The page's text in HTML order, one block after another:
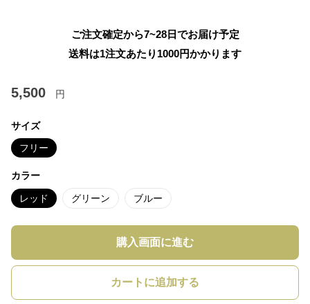
ご注文確定から7~28日でお届け予定
送料は1注文あたり 1000円かかります
5,500 円
サイズ
フリー
カラー
レッド グリーン ブルー
購入画面に進む
カートに追加する